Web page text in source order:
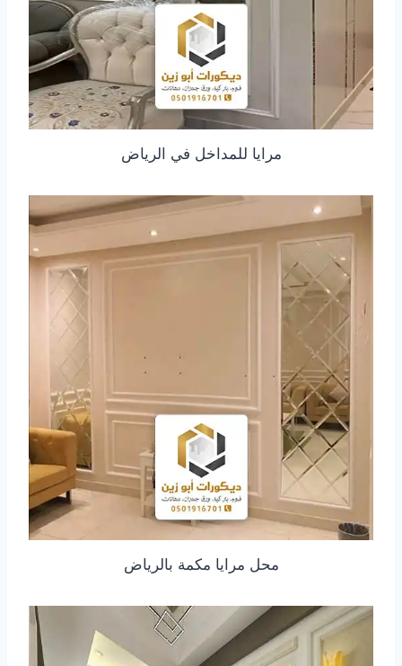
مرايا للمداخل في الرياض
محل مرايا مكمة بالرياض